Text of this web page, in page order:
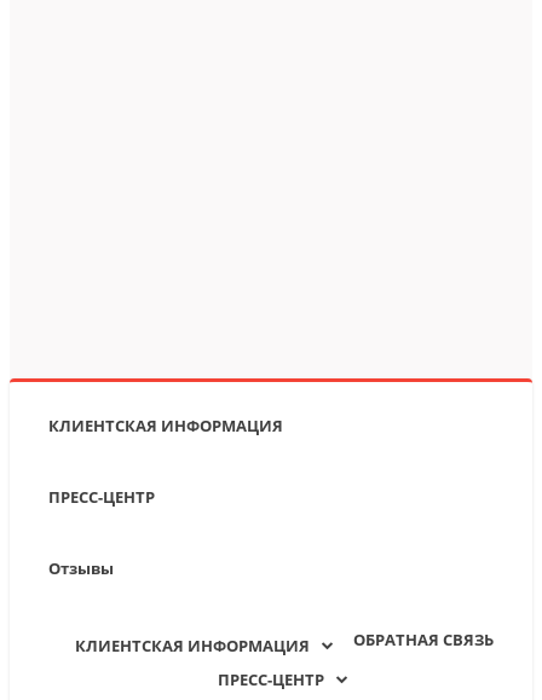
КЛИЕНТСКАЯ ИНФОРМАЦИЯ
ПРЕСС-ЦЕНТР
Отзывы
ОБРАТНАЯ СВЯЗЬ
КЛИЕНТСКАЯ ИНФОРМАЦИЯ
ПРЕСС-ЦЕНТР